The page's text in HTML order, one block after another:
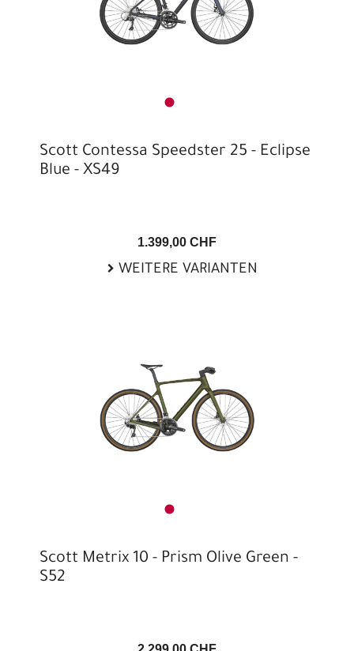
Scott Contessa Speedster 25 - Eclipse
Blue - XS49
1.399,00 CHF
WEITERE VARIANTEN
Scott Metrix 10 - Prism Olive Green -
S52